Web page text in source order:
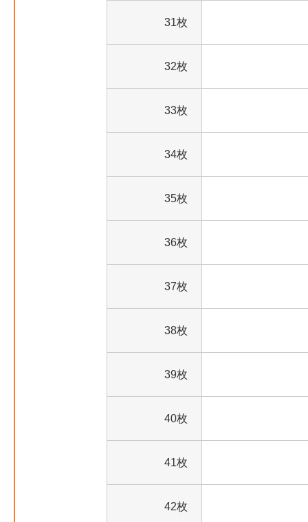
31枚
32枚
33枚
34枚
35枚
36枚
37枚
38枚
39枚
40枚
41枚
42枚